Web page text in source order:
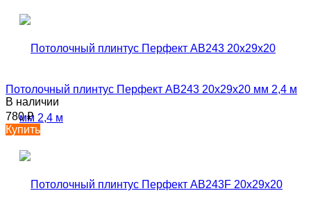
Потолочный плинтус Перфект AB243 20х29х20 мм 2,4 м
В наличии
780₽
Купить